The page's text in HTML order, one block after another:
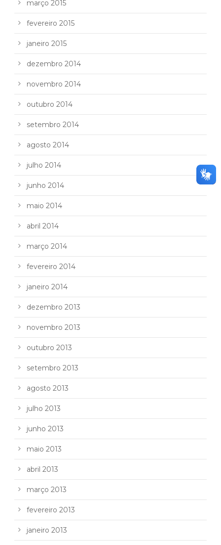
março 2015
fevereiro 2015
janeiro 2015
dezembro 2014
novembro 2014
outubro 2014
setembro 2014
agosto 2014
julho 2014
junho 2014
maio 2014
abril 2014
março 2014
fevereiro 2014
janeiro 2014
dezembro 2013
novembro 2013
outubro 2013
setembro 2013
agosto 2013
julho 2013
junho 2013
maio 2013
abril 2013
março 2013
fevereiro 2013
janeiro 2013